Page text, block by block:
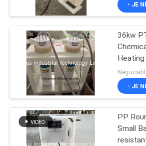
VISITE
DE
L'USINE
CONTRÔLE
LA
QUALITÉ
Appareil de
chauffage
intégré
- JE
36kw
- JE
PP
Small